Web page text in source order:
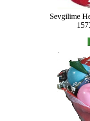
Sevgilime